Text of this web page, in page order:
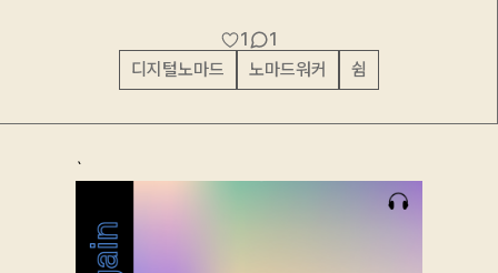
1
1
디지털노마드
노마드워커 쉼
`